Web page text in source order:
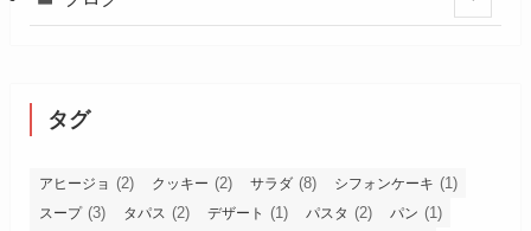
タグ
アヒージョ (2) クッキー (2) サラダ (8) シフォンケーキ (1)
スープ(3) タパス (2) デザート (1) パスタ (2) パン (1)